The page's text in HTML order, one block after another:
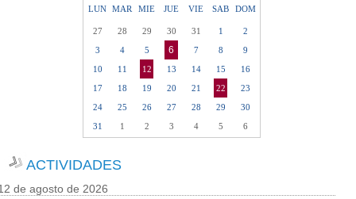
LUN MAR MIE JUE VIE SAB DOM
27 28 29 30 31 1
2
3
4 5 6 7 8
9
10
11 12 13 14 15
16
17
18 19 20 21 22
23
24
25 26 27 28 29
30
31
1 2 3 4 5 6
ACTIVIDADES
de agosto de 2026